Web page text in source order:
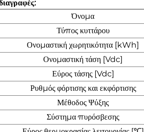
Όνομα
Τύπος κυττάρου
Ονομαστική χωρητικότητα [kWh]
Ονομαστική τάση [Vdc]
Εύρος τάσης [Vdc]
Ρυθμός φόρτισης και εκφόρτισης
Μέθοδος Ψύξης
Σύστημα πυρόσβεσης